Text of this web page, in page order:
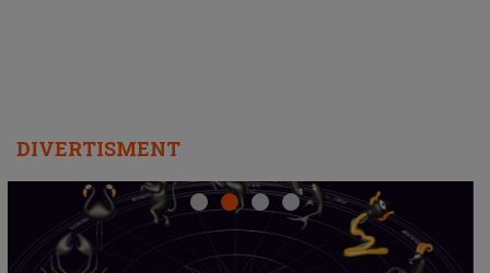
DIVERTISMENT